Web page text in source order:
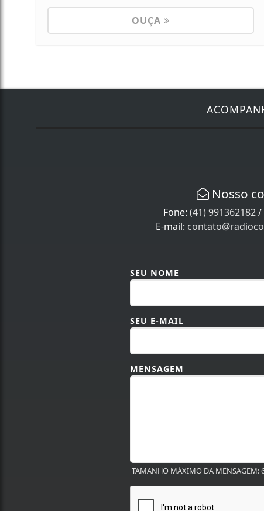
OUÇA
Nosso
Fone: (41) 991362182/
E-mail:
SEU NOME
SEU E-MAIL
MENSAGEM
TAMANHO MÁXIMO DA MENSAGEM: